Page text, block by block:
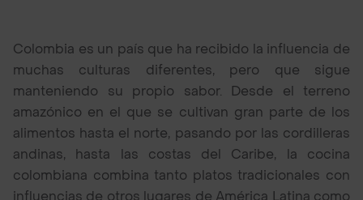
Colombia es un país que ha recibido la influencia de
muchas culturas diferentes, pero que sigue
manteniendo su propio sabor. Desde el terreno
amazónico en el que se cultivan gran parte de los
alimentos hasta el norte, pasando por las cordilleras
andinas, hasta las costas del Caribe, la cocina
colombiana combina tanto platos tradicionales con
influencias de otros lugares de América Latina como